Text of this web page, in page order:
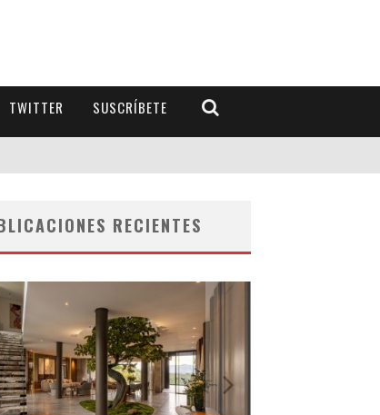
TWITTER SUSCRÍBETE
RECIENTES